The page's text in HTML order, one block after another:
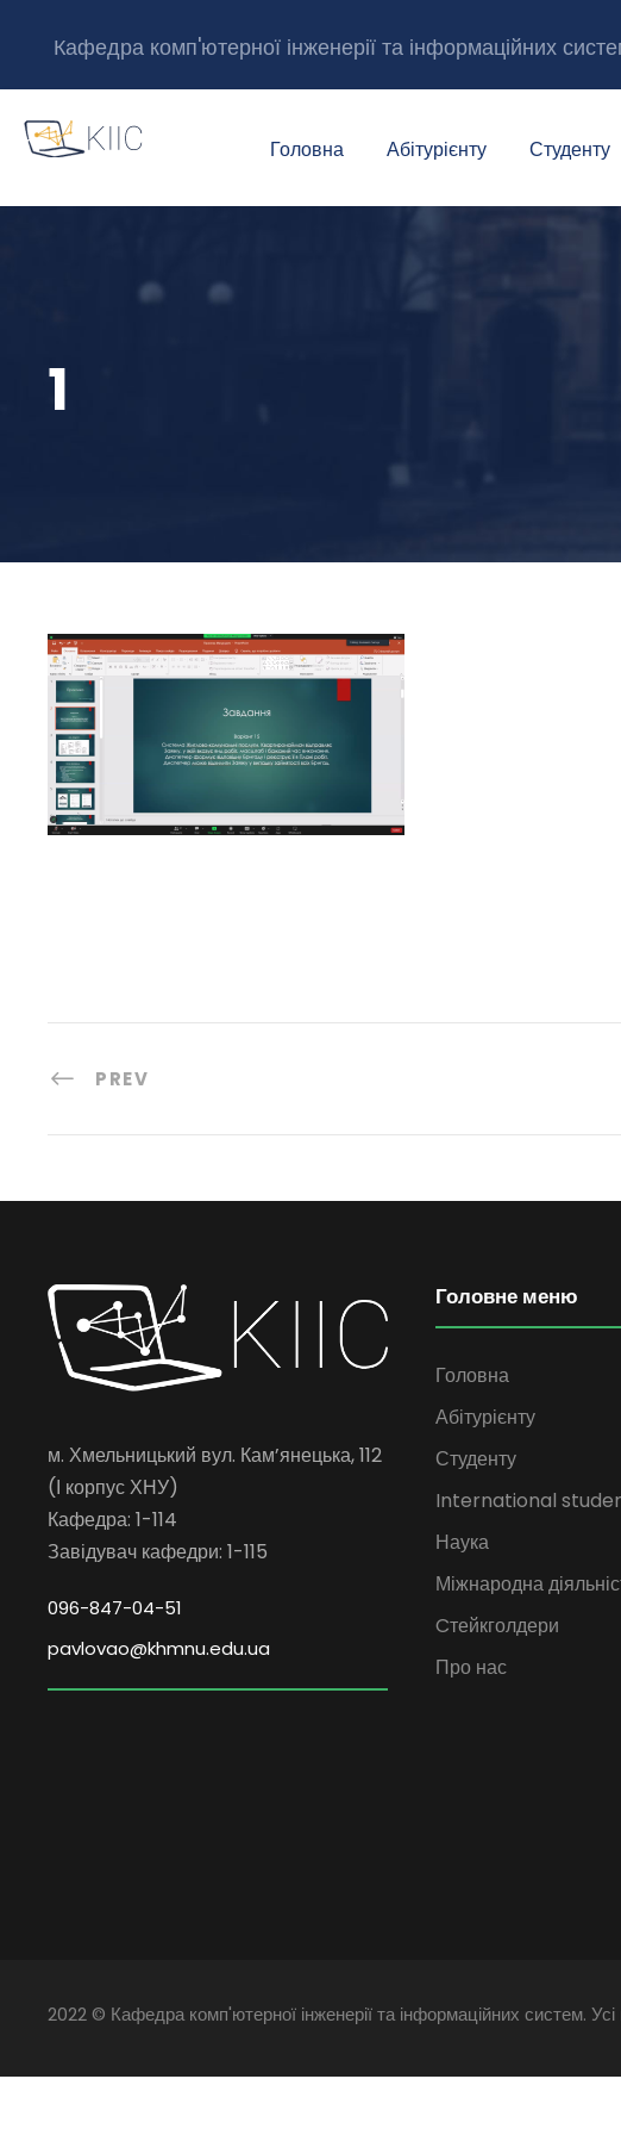
Кафедра комп'ютерної інженерії та інформаційних
Головна Абітурієнту Студенту
1
PREV
м. Хмельницький вул. Кам’янецька, 112
(І корпус ХНУ)
Кафедра: 1-114
Завідувач кафедри: 1-115
096-847-04-51
pavlovao@khmnu.edu.ua
Головне меню
Головна
Абітурієнту
Студенту
International
Наука
Міжнародна
Cтейкголдери
Про нас
2022 © Кафедра комп'ютерної інженерії та інформаційних систем.